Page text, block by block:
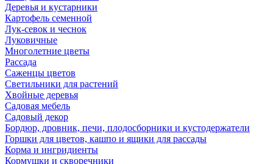
Деревья и кустарники
Картофель семенной
Лук-севок и чеснок
Луковичные
Многолетние цветы
Рассада
Саженцы цветов
Светильники для растений
Хвойные деревья
Садовая мебель
Садовый декор
Бордюр, дровник, печи, плодосборники и кустодержатели
Горшки для цветов, кашпо и ящики для рассады
Корма и ингридиенты
Кормушки и скворечники